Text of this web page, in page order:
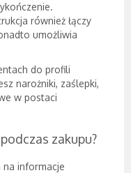
również łączy
umożliwia
do profili
narożniki, zaślepki,
w postaci
zakupu?
na informacje